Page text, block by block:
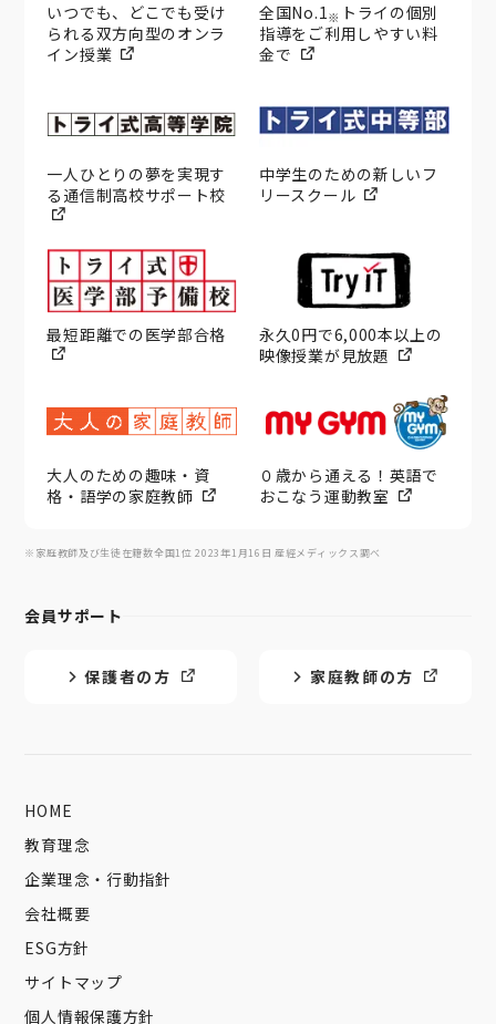
いつでも、どこでも受け
られる双方向型のオンラ
イン授業
全国No.1※ トライの個別
指導をご利用しやすい料
金で
一人ひとりの夢を実現す
る通信制高校サポート校
中学生のための新しいフ
リースクール
最短距離での医学部合格
永久0円で6,000本以上の
映像授業が見放題
大人のための趣味・資
格・語学の家庭教師
０歳から通える！英語で
おこなう運動教室
※家庭教師及び生徒在籍数全国1位 2023年1月16日 産經メディックス調べ
会員サポート
保護者の方 家庭教師の方
HOME
教育理念
企業理念・行動指針
会社概要
ESG方針
サイトマップ
個人情報保護方針